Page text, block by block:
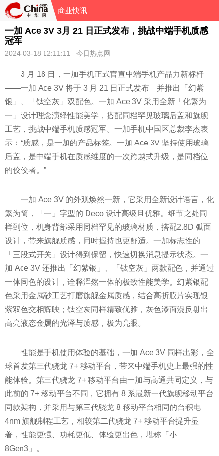
商业快讯
一加 Ace 3V 3月 21 日正式发布，挑战中端手机质感
冠军
2024-03-18 12:11:11 今日热点网
3 月 18 日，一加手机正式官宣中端手机产品力新标杆
——一加 Ace 3V 将于 3 月 21 日正式发布，并推出「幻紫
银」、「钛空灰」双配色。一加 Ace 3V 采用全新「化繁为
一」设计理念演绎性能美学，搭配同档罕见玻璃后盖和旗舰
工艺，挑战中端手机质感冠军。一加手机中国区总裁李杰表
示：“质感，是一加的产品标签。一加 Ace 3V 坚持使用玻璃
后盖，是中端手机在质感维度的一次跨越式升级，是同档位
的佼佼者。”
一加 Ace 3V 的外观焕然一新，它采用全新设计语言，化
繁为简，「一」字型的 Deco 设计高级且优雅。细节之处同
样到位，机身背部采用同档罕见的玻璃材质，搭配2.8D 弧面
设计，带来旗舰质感，同时握持也更舒适。一加标志性的
「三段式开关」设计得到保留，快速切换消息提示状态。一
加 Ace 3V 还推出「幻紫银」、「钛空灰」两款配色，并通过
一体同色的设计，诠释浑然一体的极致性能美学。幻紫银配
色采用金属砂工艺打磨旗舰金属质感，结合高折膜片实现银
紫双色交相辉映；钛空灰同样精致优雅，灰色漆面漫反射出
高亮液态金属的光泽与质感，极为亮眼。
性能是手机使用体验的基础，一加 Ace 3V 同样出彩，全
球首发第三代骁龙 7+ 移动平台，带来中端手机史上最强的性
能体验。第三代骁龙 7+ 移动平台由一加与高通共同定义，与
此前的 7+ 移动平台不同，它拥有 8 系最新一代旗舰移动平台
同款架构，并采用与第三代骁龙 8 移动平台相同的台积电
4nm 旗舰制程工艺，相较第二代骁龙 7+ 移动平台提升显
著，性能更强、功耗更低、体验更出色，堪称「小
8Gen3」。